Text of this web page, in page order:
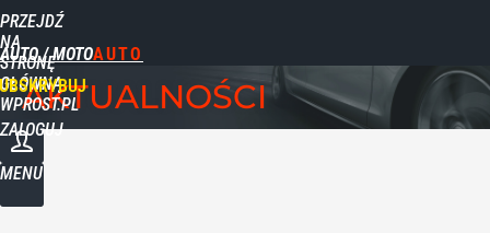
PRZEJDŹ
NA
STRONĘ
GŁÓWNĄ
WPROST.PL
AUTO / MOTO
ZALOGUJ
MENU
AKTUALNOŚCI